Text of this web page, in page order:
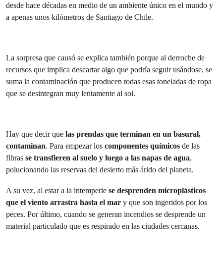
desde hace décadas en medio de un ambiente único en el mundo y
a apenas unos kilómetros de Santiago de Chile.
La sorpresa que causó se explica también porque al derroche de
recursos que implica descartar algo que podría seguir usándose, se
suma la contaminación que producen todas esas toneladas de ropa
que se desintegran muy lentamente al sol.
Hay que decir que las prendas que terminan en un basural,
contaminan. Para empezar los componentes químicos de las
fibras se transfieren al suelo y luego a las napas de agua,
polucionando las reservas del desierto más árido del planeta.
A su vez, al estar a la intemperie se desprenden microplásticos
que el viento arrastra hasta el mar y que son ingeridos por los
peces. Por último, cuando se generan incendios se desprende un
material particulado que es respirado en las ciudades cercanas.